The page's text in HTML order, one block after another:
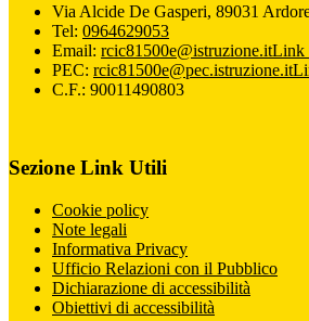
Via Alcide De Gasperi, 89031
Tel: 0964629053
Email: rcic81500e@istruzione.itLink
PEC: rcic81500e@pec.istruzione.it
C.F.: 90011490803
Sezione Link Utili
Cookie policy
Note legali
Informativa Privacy
Ufficio Relazioni con il Pubblico
Dichiarazione di accessibilità
Obiettivi di accessibilità